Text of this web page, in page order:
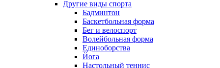
Другие виды спорта
Бадминтон
Баскетбольная форма
Бег и велоспорт
Волейбольная форма
Единоборства
Йога
Настольный теннис